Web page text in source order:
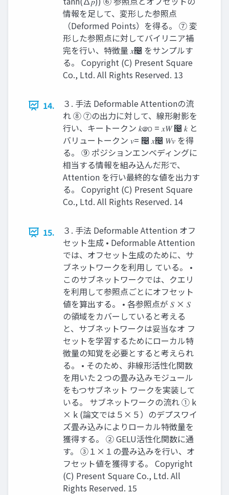
情報を足して、変形した参照点
（Deformed Points）を得る。 ⑦ 変
形した参照点に対してバイリニア補
完を行い、特徴量 𝑥෤ をサンプルす
る。 Copyright (C) Present Square
Co., Ltd. All Rights Reserved. 13
14.
３. 手法 Deformable Attentionの流
れ ⑧ ⑦の出力に対して、線形射影を
行い、キートークン 𝑘෨ = 𝑥𝑊 ෤ 𝑘 と
バリュートークン 𝑣= ෤ 𝑥෤ 𝑊𝑣 を得
る。 ⑨ ポジションエンベディングに
相当する情報を組み込んだ形で、
Attention を行い最終的な値を出力す
る。 Copyright (C) Present Square
Co., Ltd. All Rights Reserved. 14
15.
３. 手法 Deformable Attention オフ
セット生成 • Deformable Attention
では、オフセット生成のために、サ
ブネットワークを利用し ている。 •
このサブネットワークでは、クエリ
を利用して参照点ごとにオフセット
値を算出する。 • 各参照点が 𝑆 × 𝑆
の領域をカバーしていると考える
と、サブネットワークは妥当なオ フ
セットを学習するためにローカル特
徴量の知覚を必要とすると考えられ
る。 • そのため、非線形活性化関数
を用いた２つの畳み込みモジュール
をもつサブネット ワークを実装して
いる。 サブネットワークの流れ ① k
× k (論文では５×５）のデプスワイ
ズ畳み込みによりローカル特徴量を
獲得する。 ② GELU活性化関数に通
す。 ③１×１の畳み込みを行い、オ
フセット値を獲得する。 Copyright
(C) Present Square Co., Ltd. All
Rights Reserved. 15